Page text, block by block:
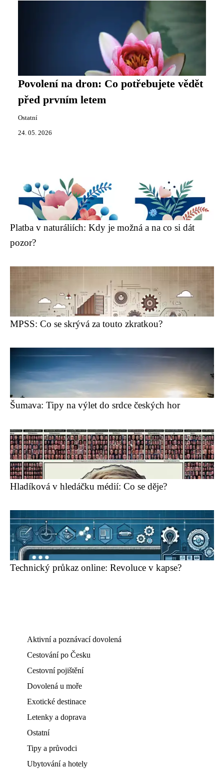
Povolení na dron: Co potřebujete vědět
před prvním letem
Ostatní
24. 05. 2026
Platba v naturáliích: Kdy je možná a na co si dát
pozor?
MPSS: Co se skrývá za touto zkratkou?
Šumava: Tipy na výlet do srdce českých hor
Hladíková v hledáčku médií: Co se děje?
Technický průkaz online: Revoluce v kapse?
Aktivní a poznávací dovolená
Cestování po Česku
Cestovní pojištění
Dovolená u moře
Exotické destinace
Letenky a doprava
Ostatní
Tipy a průvodci
Ubytování a hotely